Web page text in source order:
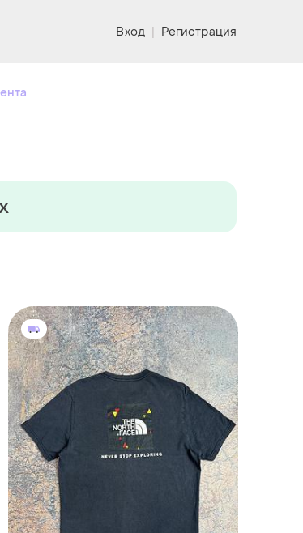
Вход | Регистрация